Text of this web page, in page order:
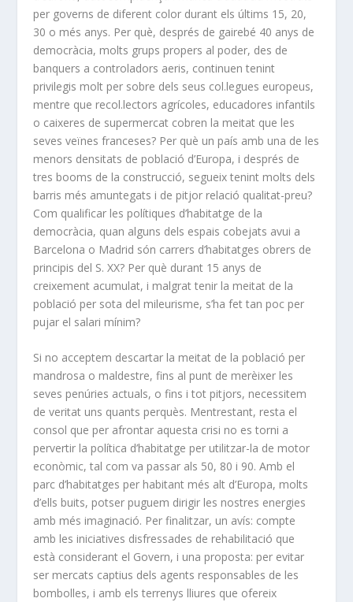
per governs de diferent color durant els últims 15, 20,
30 o més anys. Per què, després de gairebé 40 anys de
democràcia, molts grups propers al poder, des de
banquers a controladors aeris, continuen tenint
privilegis molt per sobre dels seus col.legues europeus,
mentre que recol.lectors agrícoles, educadores infantils
o caixeres de supermercat cobren la meitat que les
seves veïnes franceses? Per què un país amb una de les
menors densitats de població d’Europa, i després de
tres booms de la construcció, segueix tenint molts dels
barris més amuntegats i de pitjor relació qualitat-preu?
Com qualificar les polítiques d’habitatge de la
democràcia, quan alguns dels espais cobejats avui a
Barcelona o Madrid són carrers d’habitatges obrers de
principis del S. XX? Per què durant 15 anys de
creixement acumulat, i malgrat tenir la meitat de la
població per sota del mileurisme, s’ha fet tan poc per
pujar el salari mínim?
Si no acceptem descartar la meitat de la població per
mandrosa o maldestre, fins al punt de merèixer les
seves penúries actuals, o fins i tot pitjors, necessitem
de veritat uns quants perquès. Mentrestant, resta el
consol que per afrontar aquesta crisi no es torni a
pervertir la política d’habitatge per utilitzar-la de motor
econòmic, tal com va passar als 50, 80 i 90. Amb el
parc d’habitatges per habitant més alt d’Europa, molts
d’ells buits, potser puguem dirigir les nostres energies
amb més imaginació. Per finalitzar, un avís: compte
amb les iniciatives disfressades de rehabilitació que
està considerant el Govern, i una proposta: per evitar
ser mercats captius dels agents responsables de les
bombolles, i amb els terrenys lliures que ofereix